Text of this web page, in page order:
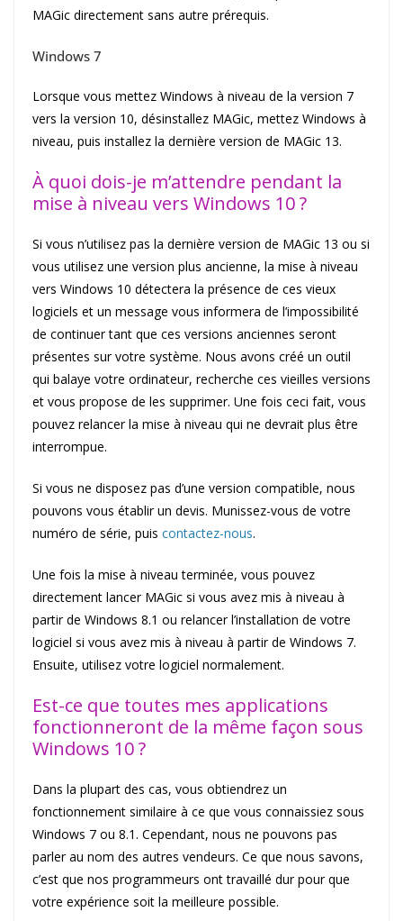
MAGic directement sans autre prérequis.
Windows 7
Lorsque vous mettez Windows à niveau de la version 7
vers la version 10, désinstallez MAGic, mettez Windows à
niveau, puis installez la dernière version de MAGic 13.
À quoi dois-je m’attendre pendant la
mise à niveau vers Windows 10 ?
Si vous n’utilisez pas la dernière version de MAGic 13 ou si
vous utilisez une version plus ancienne, la mise à niveau
vers Windows 10 détectera la présence de ces vieux
logiciels et un message vous informera de l’impossibilité
de continuer tant que ces versions anciennes seront
présentes sur votre système. Nous avons créé un outil
qui balaye votre ordinateur, recherche ces vieilles versions
et vous propose de les supprimer. Une fois ceci fait, vous
pouvez relancer la mise à niveau qui ne devrait plus être
interrompue.
Si vous ne disposez pas d’une version compatible, nous
pouvons vous établir un devis. Munissez-vous de votre
numéro de série, puis contactez-nous.
Une fois la mise à niveau terminée, vous pouvez
directement lancer MAGic si vous avez mis à niveau à
partir de Windows 8.1 ou relancer l’installation de votre
logiciel si vous avez mis à niveau à partir de Windows 7.
Ensuite, utilisez votre logiciel normalement.
Est-ce que toutes mes applications
fonctionneront de la même façon sous
Windows 10 ?
Dans la plupart des cas, vous obtiendrez un
fonctionnement similaire à ce que vous connaissiez sous
Windows 7 ou 8.1. Cependant, nous ne pouvons pas
parler au nom des autres vendeurs. Ce que nous savons,
c’est que nos programmeurs ont travaillé dur pour que
votre expérience soit la meilleure possible.